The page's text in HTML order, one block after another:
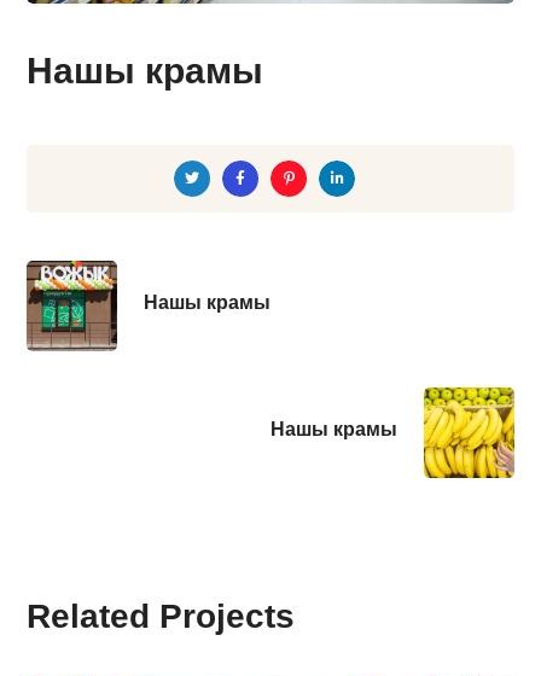
Нашы крамы
Нашы крамы
Нашы крамы
Related Projects